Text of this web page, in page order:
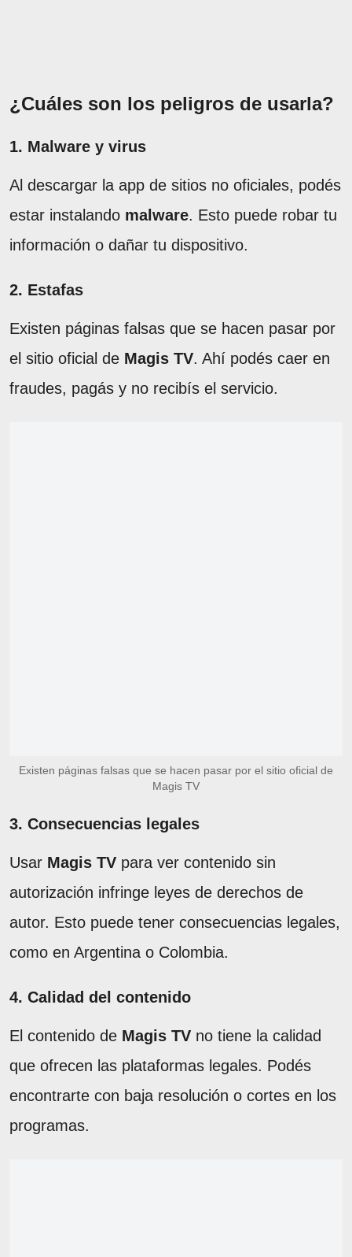
¿Cuáles son los peligros de usarla?
1. Malware y virus
Al descargar la app de sitios no oficiales, podés
estar instalando malware. Esto puede robar tu
información o dañar tu dispositivo.
2. Estafas
Existen páginas falsas que se hacen pasar por
el sitio oficial de Magis TV. Ahí podés caer en
fraudes, pagás y no recibís el servicio.
Existen páginas falsas que se hacen pasar por el sitio oficial de
Magis TV
3. Consecuencias legales
Usar Magis TV para ver contenido sin
autorización infringe leyes de derechos de
autor. Esto puede tener consecuencias legales,
como en Argentina o Colombia.
4. Calidad del contenido
El contenido de Magis TV no tiene la calidad
que ofrecen las plataformas legales. Podés
encontrarte con baja resolución o cortes en los
programas.